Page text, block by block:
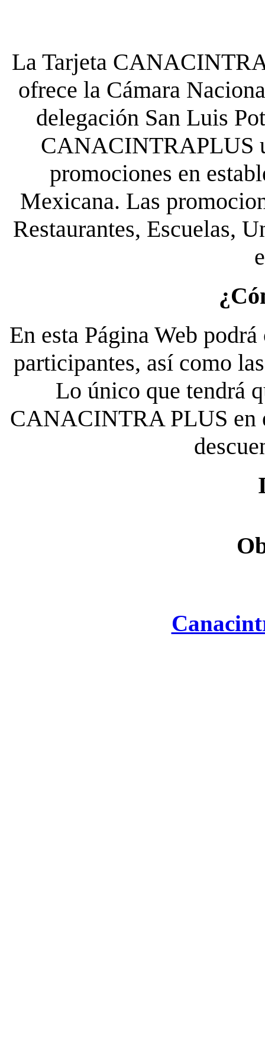
La Tarjeta
ofrece la Cámara
delegación San Luis
CANACINTRAPLUS
promociones en
Mexicana. Las
Restaurantes, Escuelas,
En esta Página Web
participantes, así como
Lo único que tendrá
CANACINTRA PLUS en